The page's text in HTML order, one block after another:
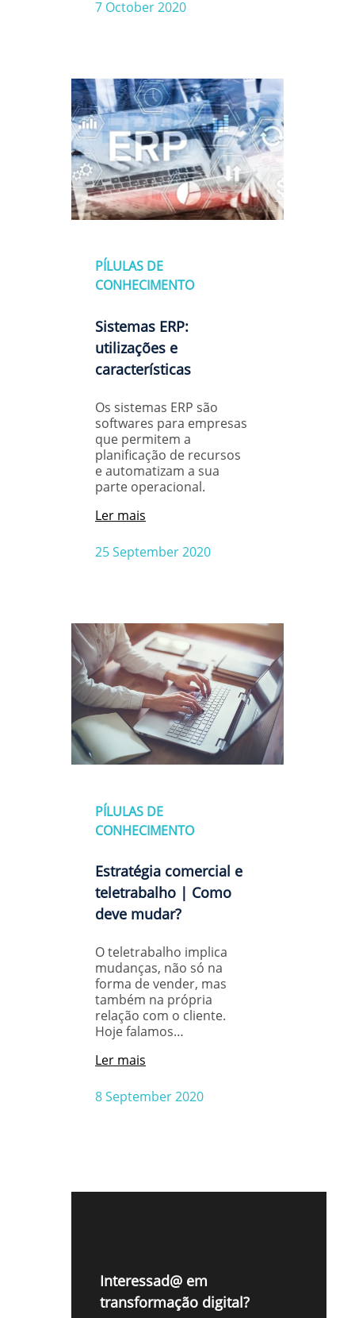
7 October 2020
PÍLULAS DE
CONHECIMENTO
Sistemas ERP:
utilizações e
características
Os sistemas ERP são
softwares para empresas
que permitem a
planificação de recursos
e automatizam a sua
parte operacional.
25 September 2020
Ler mais
PÍLULAS DE
CONHECIMENTO
Estratégia comercial e
teletrabalho | Como
deve mudar?
O teletrabalho implica
mudanças, não só na
forma de vender, mas
também na própria
relação com o cliente.
Hoje falamos…
8 September 2020
Ler mais
Interessad@ em
transformação digital?